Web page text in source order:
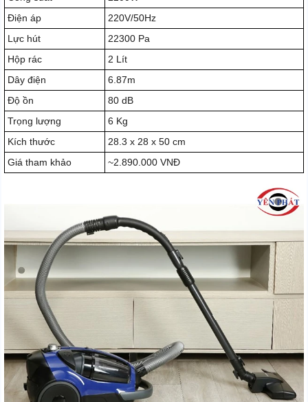
Điện áp
220V/50Hz
Lực hút
22300 Pa
Hộp rác
2 Lít
Dây điện
6.87m
Độ ồn
80 dB
Trọng lượng
6 Kg
Kích thước
28.3 x 28 x 50 cm
Giá tham khảo
~2.890.000 VNĐ